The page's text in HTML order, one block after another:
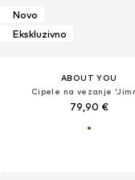
Novo
Ekskluzivno
ABOUT YOU
Cipele na vezanje
79,90 €